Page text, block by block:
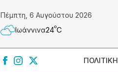
Πέμπτη, 6 Αυγούστου 2026
Ιωάννɩνα24ºC
ΠΟΛΙΤΙΚΗ